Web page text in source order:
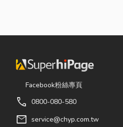
Facebook粉絲專頁
call 0800-080-580
mail service@chyp.com.tw